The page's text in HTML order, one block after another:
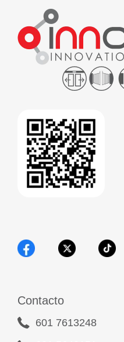
Contacto
601 7613248